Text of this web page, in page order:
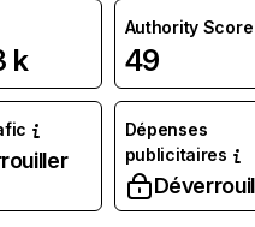
k
Authority Score
49
Dépenses
publicitaires